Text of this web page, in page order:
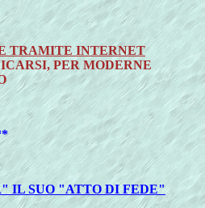
TRAMITE INTERNET
PER MODERNE
IL SUO "ATTO DI FEDE"